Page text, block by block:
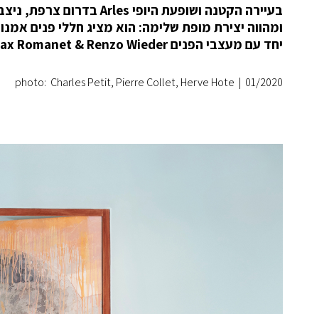
יחד עם מעצבי הפנים Max Romanet & Renzo Wieder, שילב את היצירתיות שלו בתוך מבנה היסטורי בן מאות שנים.
01/2020
|
photo: Charles Petit, Pierre Collet, Herve Hote